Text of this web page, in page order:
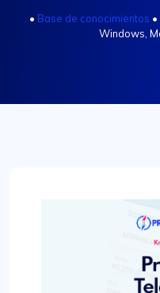
• Base de conocimientos •
Windows,